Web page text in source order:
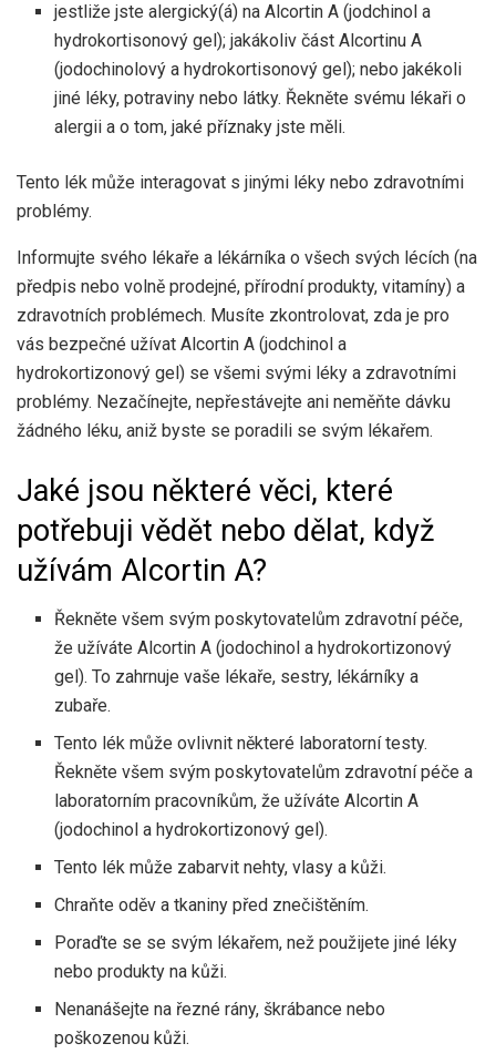
jestliže jste alergický(á) na Alcortin A (jodchinol a
hydrokortisonový gel); jakákoliv část Alcortinu A
(jodochinolový a hydrokortisonový gel); nebo jakékoli
jiné léky, potraviny nebo látky. Řekněte svému lékaři o
alergii a o tom, jaké příznaky jste měli.
Tento lék může interagovat s jinými léky nebo zdravotními
problémy.
Informujte svého lékaře a lékárníka o všech svých lécích (na
předpis nebo volně prodejné, přírodní produkty, vitamíny) a
zdravotních problémech. Musíte zkontrolovat, zda je pro
vás bezpečné užívat Alcortin A (jodchinol a
hydrokortizonový gel) se všemi svými léky a zdravotními
problémy. Nezačínejte, nepřestávejte ani neměňte dávku
žádného léku, aniž byste se poradili se svým lékařem.
Jaké jsou některé věci, které
potřebuji vědět nebo dělat, když
užívám Alcortin A?
Řekněte všem svým poskytovatelům zdravotní péče,
že užíváte Alcortin A (jodochinol a hydrokortizonový
gel). To zahrnuje vaše lékaře, sestry, lékárníky a
zubaře.
Tento lék může ovlivnit některé laboratorní testy.
Řekněte všem svým poskytovatelům zdravotní péče a
laboratorním pracovníkům, že užíváte Alcortin A
(jodochinol a hydrokortizonový gel).
Tento lék může zabarvit nehty, vlasy a kůži.
Chraňte oděv a tkaniny před znečištěním.
Poraďte se se svým lékařem, než použijete jiné léky
nebo produkty na kůži.
Nenanášejte na řezné rány, škrábance nebo
poškozenou kůži.